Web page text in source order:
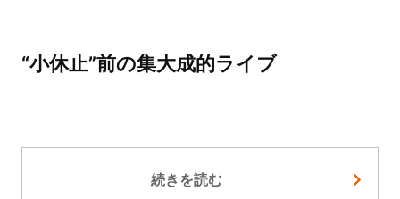
“小休止”前の集大成的ライブ
続きを読む